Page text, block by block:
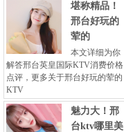
堪称精品！
邢台好玩的
荤的
本文详细为你
解答邢台英皇国际KTV消费价格
点评，更多关于邢台好玩的荤的
KTV
魅力大！邢
台ktv哪里美